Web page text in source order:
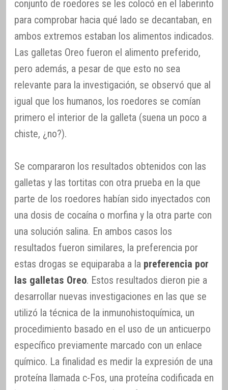
conjunto de roedores se les colocó en el laberinto
para comprobar hacia qué lado se decantaban, en
ambos extremos estaban los alimentos indicados.
Las galletas Oreo fueron el alimento preferido,
pero además, a pesar de que esto no sea
relevante para la investigación, se observó que al
igual que los humanos, los roedores se comían
primero el interior de la galleta (suena un poco a
chiste, ¿no?).
Se compararon los resultados obtenidos con las
galletas y las tortitas con otra prueba en la que
parte de los roedores habían sido inyectados con
una dosis de cocaína o morfina y la otra parte con
una solución salina. En ambos casos los
resultados fueron similares, la preferencia por
estas drogas se equiparaba a la preferencia por
las galletas Oreo. Estos resultados dieron pie a
desarrollar nuevas investigaciones en las que se
utilizó la técnica de la inmunohistoquímica, un
procedimiento basado en el uso de un anticuerpo
específico previamente marcado con un enlace
químico. La finalidad es medir la expresión de una
proteína llamada c-Fos, una proteína codificada en